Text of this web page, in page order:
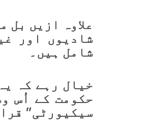
علاوہ ازیں
شادیوں اور
شامل ہیں۔
خیال رہے کہ
حکومت کے اُس
سیکیورٹی”